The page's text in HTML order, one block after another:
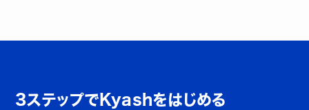
3ステップでKyashをはじめる